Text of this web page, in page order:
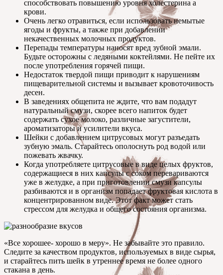
способствовать повышению уровня холестерина а
крови.
Очень легко отравиться, если использовать немытые
ягоды и фрукты, а также при добавлении
некачественных молочных продуктов.
Перепады температуры наносят вред зубной эмали.
Будьте осторожны с ледяными коктейлями. Не пейте их
после употребления горячей пищи.
Недостаток твердой пищи приводит к нарушениям
пищеварительной системы и вызывает кровоточивость
десен.
В заведениях общепита не ждите, что вам подадут
натуральный смузи, скорее всего напиток будет
содержать сухое молоко, различные загустители,
ароматизаторы и усилители вкуса.
Шейки с добавлением цитрусовых могут разъедать
зубную эмаль. Старайтесь ополоснуть род водой или
пожевать жвачку.
Когда употребляете цитрусовые в виде целых фруктов,
содержащиеся в них капсулы с соком перевариваются
уже в желудке, а при приготовлении смузи капсулы
разбиваются и в организм попадает фруктовая кислота в
концентрированном виде. Этот факт может стать
стрессом для желудка и общего состояния организма.
«Все хорошее- хорошо в меру». Не забывайте это правило.
Следите за качеством продуктов, используемых в виде сырья,
и старайтесь пить шейк в утреннее время не более одного
стакана в день.